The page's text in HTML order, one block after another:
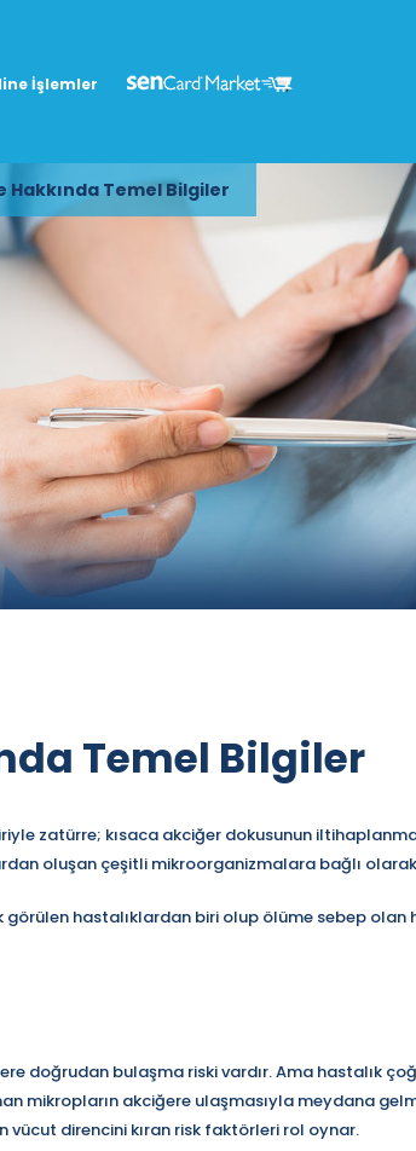
İşlemler
Hakkında Temel Bilgiler
Temel Bilgiler
zatürre; kısaca akciğer dokusunun
oluşan çeşitli mikroorganizmalara bağlı
görülen hastalıklardan biri olup ölüme sebep olan
doğrudan bulaşma riski vardır. Ama hastalık
mikropların akciğere ulaşmasıyla meydana
vücut direncini kıran risk faktörleri rol oynar.